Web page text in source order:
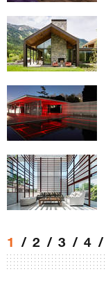
1 2 3 4